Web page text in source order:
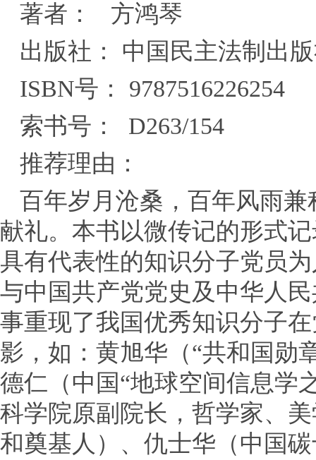
著者： 方鸿琴
出版社： 中国民主法制出
ISBN号： 9787516226254
索书号： D263/154
推荐理由：
百年岁月沧桑，百年风雨
献礼。本书以微传记的形式
具有代表性的知识分子党员
与中国共产党党史及中华人
事重现了我国优秀知识分子
影，如：黄旭华（“共和国勋
德仁（中国“地球空间信息学
科学院原副院长，哲学家、
和奠基人）、仇士华（中国